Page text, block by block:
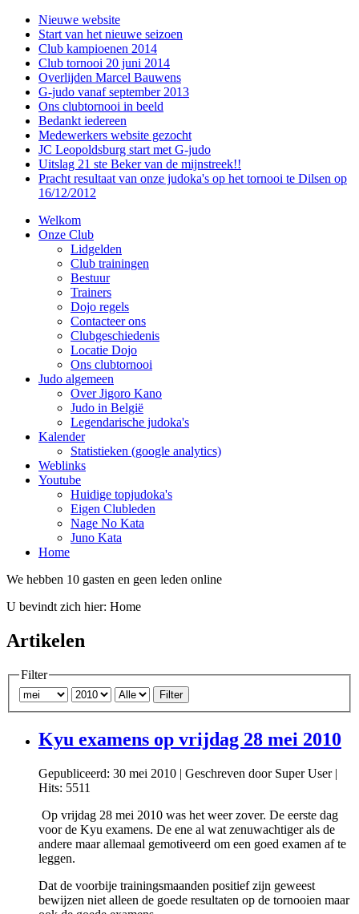
Nieuwe website
Start van het nieuwe seizoen
Club kampioenen 2014
Club tornooi 20 juni 2014
Overlijden Marcel Bauwens
G-judo vanaf september 2013
Ons clubtornooi in beeld
Bedankt iedereen
Medewerkers website gezocht
JC Leopoldsburg start met G-judo
Uitslag 21 ste Beker van de mijnstreek!!
Pracht resultaat van onze judoka's op het tornooi te Dilsen op
16/12/2012
Welkom
Onze Club
Lidgelden
Club trainingen
Bestuur
Trainers
Dojo regels
Contacteer ons
Clubgeschiedenis
Locatie Dojo
Ons clubtornooi
Judo algemeen
Over Jigoro Kano
Judo in België
Legendarische judoka's
Kalender
Statistieken (google analytics)
Weblinks
Youtube
Huidige topjudoka's
Eigen Clubleden
Nage No Kata
Juno Kata
Home
We hebben 10 gasten en geen leden online
U bevindt zich hier: Home
Artikelen
Filter
Filter
Kyu examens op vrijdag 28 mei 2010
Gepubliceerd: 30 mei 2010 | Geschreven door Super User|
Hits: 5511
Op vrijdag 28 mei 2010 was het weer zover. De eerste dag
voor de Kyu examens. De ene al wat zenuwachtiger als de
andere maar allemaal gemotiveerd om een goed examen af te
leggen.
Dat de voorbije trainingsmaanden positief zijn geweest
bewijzen niet alleen de goede resultaten op de tornooien maar